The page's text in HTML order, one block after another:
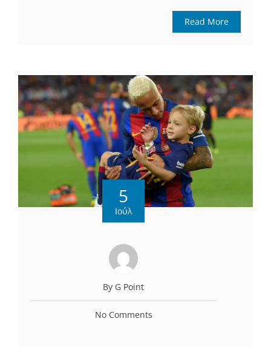
Read More
5
Ιούλ
By G Point
No Comments